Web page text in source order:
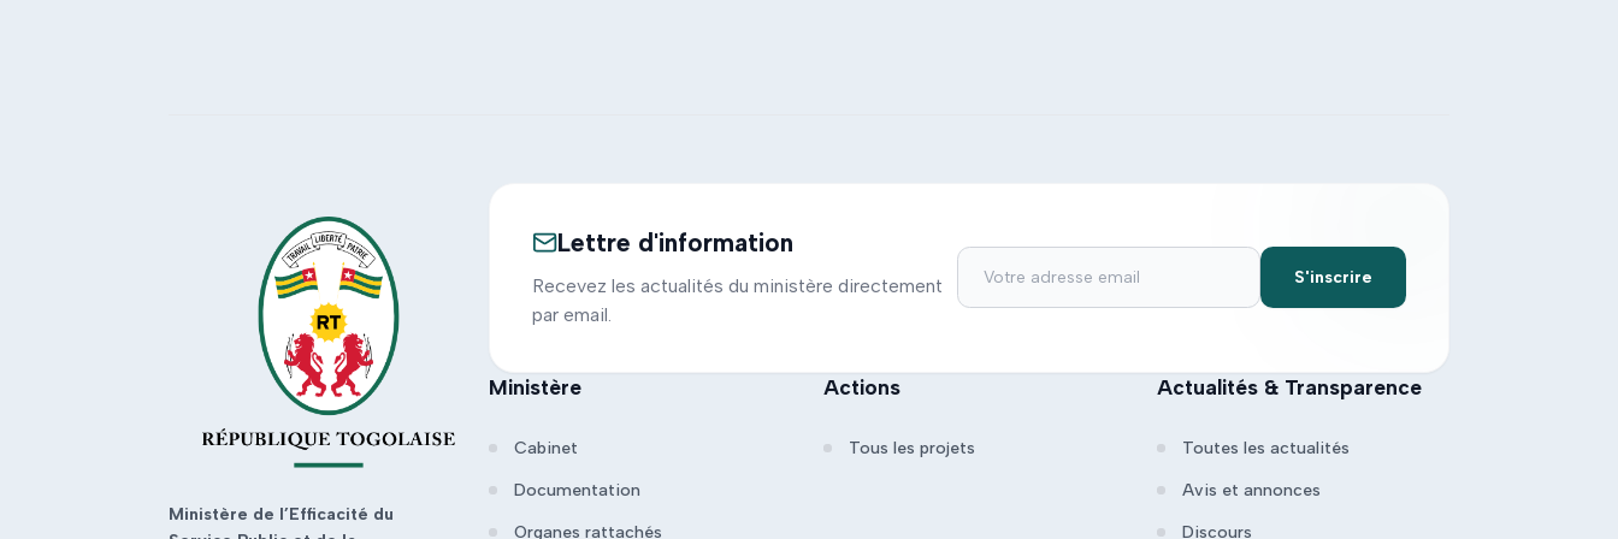
Ministère de l’Efficacité du
Lettre d'information
Recevez les actualités du ministère directement
par email.
S'inscrire
Ministère
Cabinet
Documentation
Organes rattachés
Actions
Tous les projets
Actualités & Transparence
Toutes les actualités
Avis et annonces
Discours